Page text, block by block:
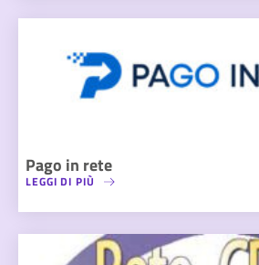
Pago in rete
LEGGI DI PIÙ